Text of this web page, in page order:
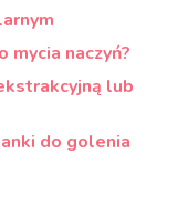
mycia naczyń?
lub
do golenia